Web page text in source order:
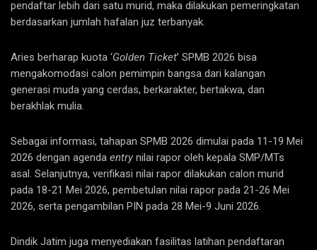
pendaftar lebih dari satu murid, maka dilakukan pemeringkatan
berdasarkan jumlah hafalan juz terbanyak.
Aries berharap kuota ‘Golden Ticket’ SPMB 2026 bisa
mengakomodasi calon pemimpin bangsa dari kalangan
generasi muda yang cerdas, berkarakter, bertakwa, dan
berakhlak mulia.
Sebagai informasi, tahapan SPMB 2026 dimulai pada 11-19 Mei
2026 dengan agenda entry nilai rapor oleh kepala SMP/MTs
asal. Selanjutnya, verifikasi nilai rapor dilakukan calon murid
pada 18-21 Mei 2026, pembetulan nilai rapor pada 21-26 Mei
2026, serta pengambilan PIN pada 28 Mei-9 Juni 2026.
Dindik Jatim juga menyediakan fasilitas latihan pendaftaran